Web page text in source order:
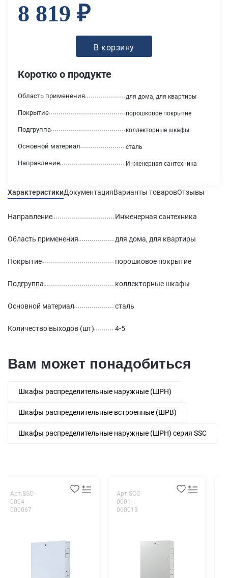
Коротко о продукте
Направление Инженерная сантехника
Область применения для дома, для квартиры
Покрытие порошковое покрытие
Подгруппа коллекторные шкафы
Основной материал сталь
8 819 ₽
В корзину
ХарактеристикиДокументацияВарианты товаровОтзывы
Направление Инженерная сантехника
Область применения для дома, для квартиры
Покрытие порошковое покрытие
Подгруппа коллекторные шкафы
Основной материал сталь
Количество выходов (шт) 4-5
Вам может понадобиться
Шкафы распределительные наружные (ШРН)
Шкафы распределительные встроенные (ШРВ)
Шкафы распределительные наружные (ШРН) серия SSC
Арт.SSC-
0004-
000067
Арт.SCC-
0001-
000013